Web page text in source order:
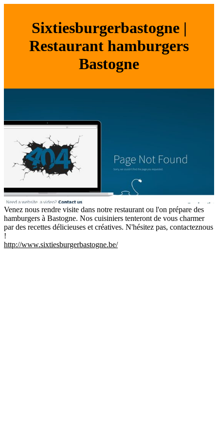
Six­tiesburgerbastog­ne |
Restaurant hamburgers
Bastogne
Venez nous rendre visite dans notre restaurant ou l'on prépare des
hamburgers à Bastogne. Nos cuisiniers tenteront de vous charmer
par des recettes délicieuses et créatives. N'hésitez pas, contacteznous
!
http://www.sixtiesburgerbastogne.be/